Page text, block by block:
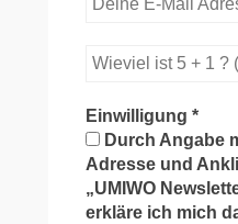
Einwilligung*
Durch Angabe
Adresse und
„UMIWO
erkläre ich mich